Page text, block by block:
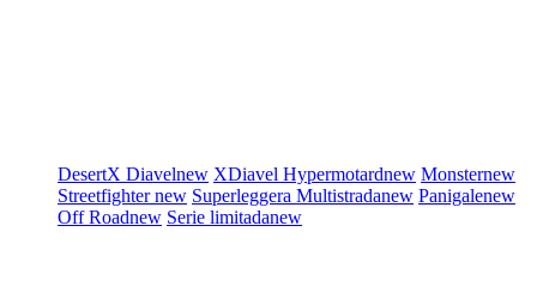
DesertX Diavelnew XDiavel Hypermotardnew Monsternew
Streetfighternew Superleggera Multistradanew Panigalenew
Off Roadnew Serie limitadanew